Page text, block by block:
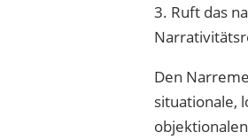
3. Ruft das
Den
situationale,